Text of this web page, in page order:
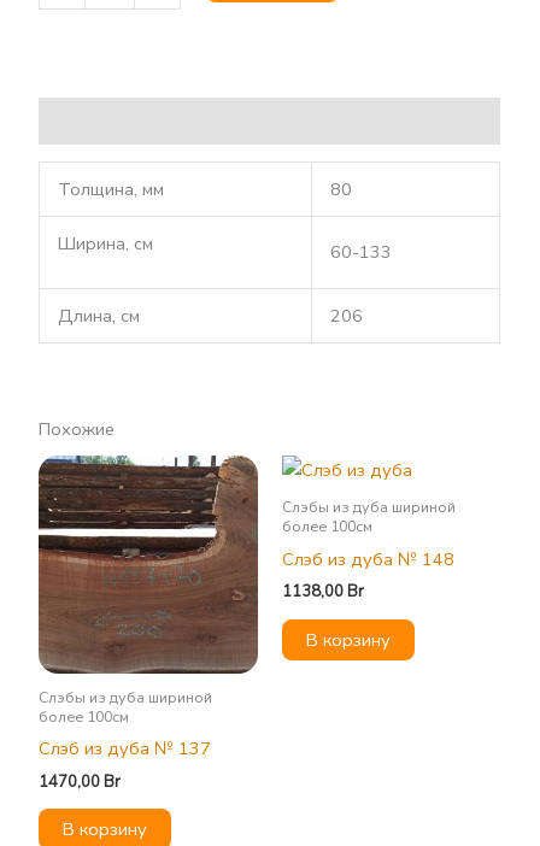
Толщина, мм 80
Ширина, см 60-133
Длина, см 206
Похожие
Слэбы из дуба шириной
более 100см
Слэб из дуба № 137
1470,00Br
В корзину
Слэбы из дуба шириной
более 100см
Слэб из дуба № 148
1138,00Br
В корзину